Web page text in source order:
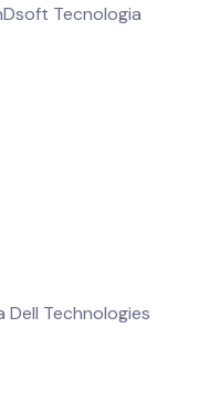
Tecnologia
Dell Technologies